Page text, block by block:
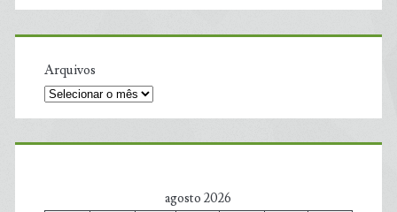
Arquivos
agosto 2026